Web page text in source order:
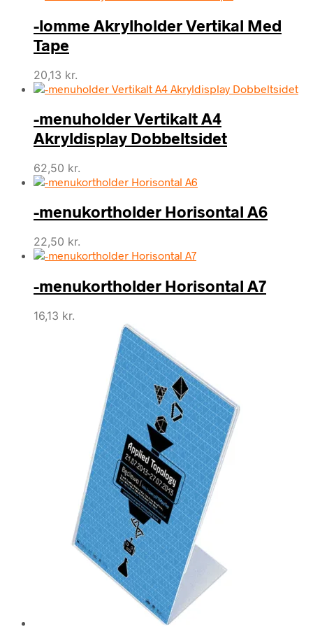
-lomme Akrylholder Vertikal Med
Tape
20,13 kr.
-menuholder Vertikalt A4
Akryldisplay Dobbeltsidet
62,50 kr.
-menukortholder Horisontal A6
22,50 kr.
-menukortholder Horisontal A7
16,13 kr.